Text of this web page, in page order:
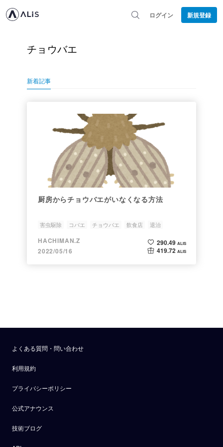
ログイン 新規登録
チョウバエ
新着記事
厨房からチョウバエがいなくなる方法
害虫駆除 コバエ チョウバエ 飲食店 退治
HACHIMAN.Z
2022/05/16
290.49 ALIS
419.72 ALIS
よくある質問・問い合わせ
利用規約
プライバシーポリシー
公式アナウンス
技術ブログ